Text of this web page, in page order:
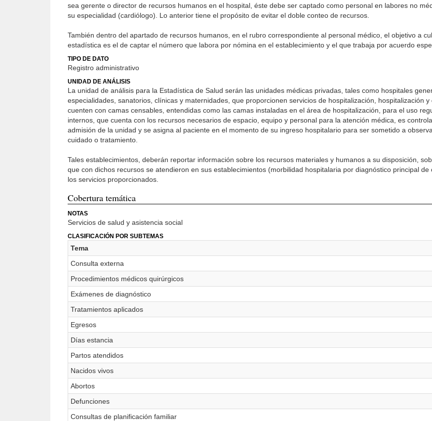
sea gerente o director de recursos humanos en el hospital, éste debe ser captado como personal en labores no
su especialidad (cardiólogo). Lo anterior tiene el propósito de evitar el doble conteo de recursos.
También dentro del apartado de recursos humanos, en el rubro correspondiente al personal médico, el objetivo a
estadística es el de captar el número que labora por nómina en el establecimiento y el que trabaja por acuerdo
TIPO DE DATO
Registro administrativo
UNIDAD DE ANÁLISIS
La unidad de análisis para la Estadística de Salud serán las unidades médicas privadas, tales como hospitales
especialidades, sanatorios, clínicas y maternidades, que proporcionen servicios de hospitalización, hospitalización
cuenten con camas censables, entendidas como las camas instaladas en el área de hospitalización, para el uso
internos, que cuenta con los recursos necesarios de espacio, equipo y personal para la atención médica, es
admisión de la unidad y se asigna al paciente en el momento de su ingreso hospitalario para ser sometido a
cuidado o tratamiento.
Tales establecimientos, deberán reportar información sobre los recursos materiales y humanos a su disposición,
que con dichos recursos se atendieron en sus establecimientos (morbilidad hospitalaria por diagnóstico principal
los servicios proporcionados.
Cobertura temática
NOTAS
Servicios de salud y asistencia social
CLASIFICACIÓN POR SUBTEMAS
Tema
Consulta externa
Procedimientos médicos quirúrgicos
Exámenes de diagnóstico
Tratamientos aplicados
Egresos
Días estancia
Partos atendidos
Nacidos vivos
Abortos
Defunciones
Consultas de planificación familiar